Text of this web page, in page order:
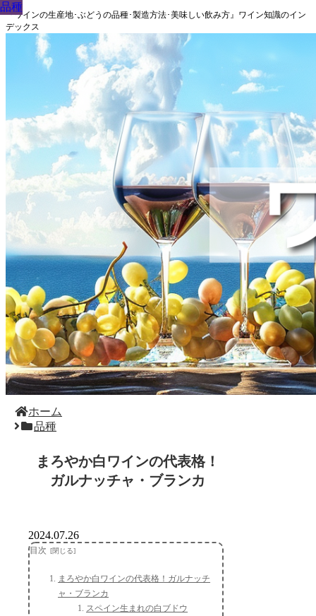
『ワインの生産地･ぶどうの品種･製造方法･美味しい飲み方』ワイン知識のイン
デックス
ホーム
品種
まろやか白ワインの代表格！
ガルナッチャ・ブランカ
品種
2024.07.26
目次
まろやか白ワインの代表格！ガルナッチ
ャ・ブランカ
スペイン生まれの白ブドウ
品種
品種
品種
品種
品種
品種
品種
品種